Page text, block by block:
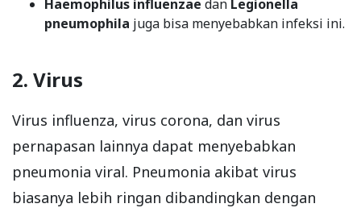
Haemophilus influenzae dan Legionella
pneumophila juga bisa menyebabkan infeksi ini.
2. Virus
Virus influenza, virus corona, dan virus
pernapasan lainnya dapat menyebabkan
pneumonia viral. Pneumonia akibat virus
biasanya lebih ringan dibandingkan dengan